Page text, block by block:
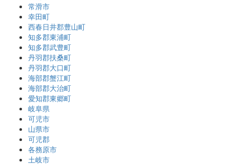
常滑市
幸田町
西春日井郡豊山町
知多郡東浦町
知多郡武豊町
丹羽郡扶桑町
丹羽郡大口町
海部郡蟹江町
海部郡大治町
愛知郡東郷町
岐阜県
可児市
山県市
可児郡
各務原市
土岐市